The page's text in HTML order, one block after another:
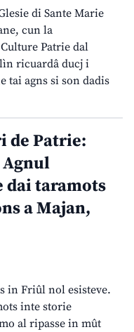
di Sante Marie
cun la
Patrie dal
ricuardâ ducj i
tai agns si son dadis
de Patrie:
Agnul
dai taramots
a Majan,
in Friûl nol esisteve.
inte storie
al ripasse in mût